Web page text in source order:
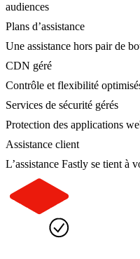
audiences
Plans d’assistance
Une assistance hors pair de
CDN géré
Contrôle et flexibilité
Services de sécurité gérés
Protection des applications
Assistance client
L’assistance Fastly se tient à